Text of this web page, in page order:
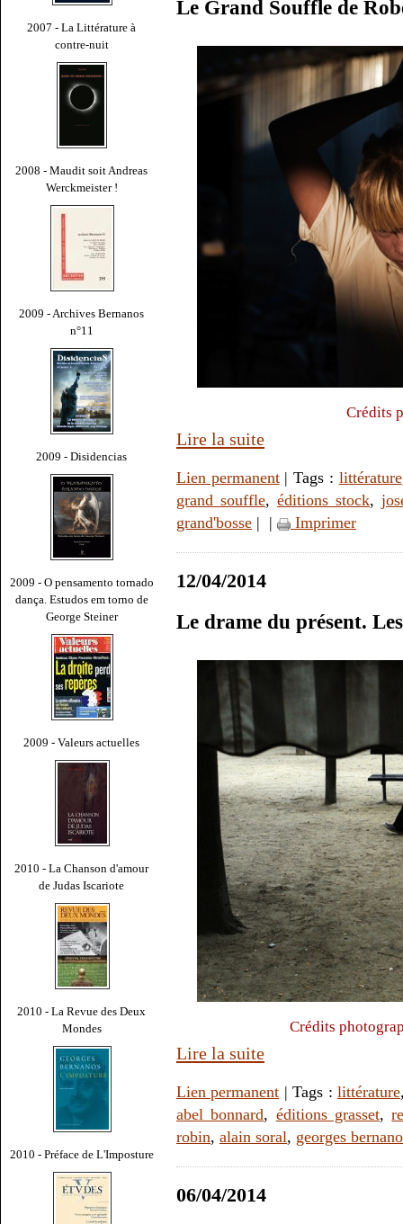
2007 - La Littérature à
contre-nuit
2008 - Maudit soit Andreas
Werckmeister !
2009 - Archives Bernanos
n°11
2009 - Disidencias
2009 - O pensamento tornado
dança. Estudos em torno de
George Steiner
2009 - Valeurs actuelles
2010 - La Chanson d'amour
de Judas Iscariote
2010 - La Revue des Deux
Mondes
2010 - Préface de L'Imposture
Le Grand Souffle de
Crédits
Lire la suite
Lien permanent| Tags : littérature
grand souffle, éditions stock,
grand'bosse | | Imprimer
12/04/2014
Le drame du présent.
Crédits
Lire la suite
Lien permanent | Tags : littérature
abel bonnard, éditions grasset,
robin, alain soral, georges
06/04/2014